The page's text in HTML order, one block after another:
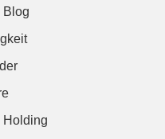
Blog
Holding